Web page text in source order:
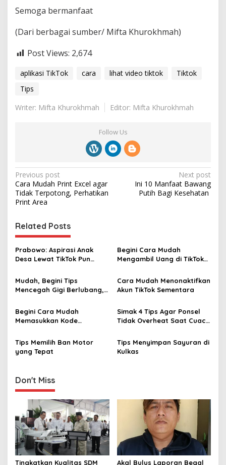
Semoga bermanfaat
(Dari berbagai sumber/ Mifta Khurokhmah)
Post Views: 2,674
aplikasi TikTok cara lihat video tiktok
Tiktok
Tips
Writer: Mifta Khurokhmah
Editor: Mifta Khurokhmah
Follow Us
P
o
s
t
n
a
v
i
g
t
o
n
Previous post
Cara Mudah Print Excel agar
Tidak Terpotong, Perhatikan
Print Area ‎
Next post
Ini 10 Manfaat Bawang
Putih Bagi Kesehatan ‎
Related Posts
Prabowo: Aspirasi Anak
Desa Lewat TikTok Pun
Begini Cara Mudah
Mengambil Uang di TikTok
Rekening
Mudah, Begini Tips
Mencegah Gigi Berlubang,
Cara Mudah Menonaktifkan
Akun TikTok Sementara
Begini Cara Mudah
Memasukkan Kode
Simak 4 Tips Agar Ponsel
Tidak Overheat Saat Cuaca
Tips Memilih Ban Motor
yang Tepat
Tips Menyimpan Sayuran di
Kulkas
Don't Miss
Tingkatkan Kualitas SDM Akal Bulus Laporan Begal